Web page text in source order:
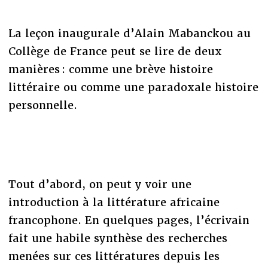
La leçon inaugurale d’Alain Mabanckou au
Collège de France peut se lire de deux
manières : comme une brève histoire
littéraire ou comme une paradoxale histoire
personnelle.
Tout d’abord, on peut y voir une
introduction à la littérature africaine
francophone. En quelques pages, l’écrivain
fait une habile synthèse des recherches
menées sur ces littératures depuis les